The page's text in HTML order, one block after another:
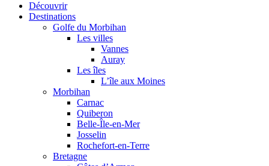
Découvrir
Destinations
Golfe du Morbihan
Les villes
Vannes
Auray
Les îles
L’île aux Moines
Morbihan
Carnac
Quiberon
Belle-Île-en-Mer
Josselin
Rochefort-en-Terre
Bretagne